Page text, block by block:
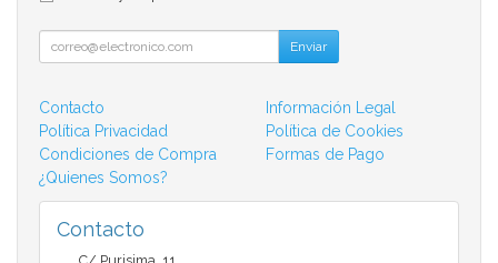
Enviar
Contacto
Información Legal
Política Privacidad
Política de Cookies
Condiciones de Compra
Formas de Pago
¿Quienes Somos?
Contacto